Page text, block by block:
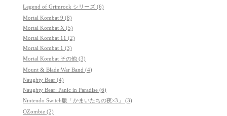
Legend of Grimrock シリーズ (6)
Mortal Kombat 9 (8)
Mortal Kombat X (5)
Mortal Kombat 11 (2)
Mortal Kombat 1 (3)
Mortal Kombat その他 (3)
Mount & Blade:War Band (4)
Naughty Bear (4)
Naughty Bear: Panic in Paradise (6)
Nintendo Switch版「かまいたちの夜×3」 (3)
OZombie (2)